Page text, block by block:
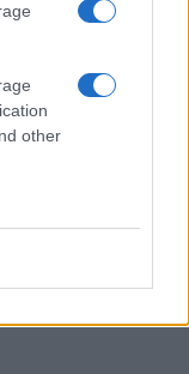
other